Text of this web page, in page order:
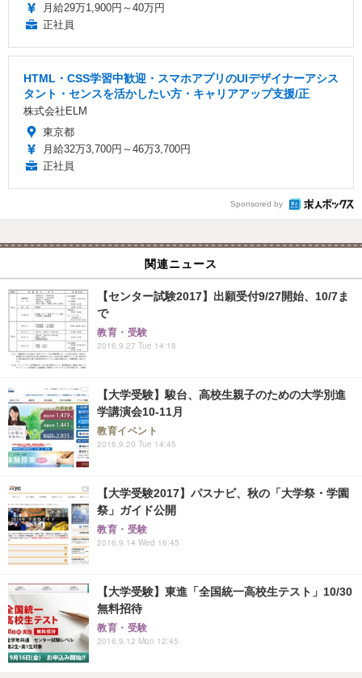
月給29万1,900円～40万円
正社員
HTML・CSS学習中歓迎・スマホアプリのUIデザイナーアシス
タント・センスを活かしたい方・キャリアアップ支援/正
株式会社ELM
東京都
月給32万3,700円～46万3,700円
正社員
Sponsored by
関連ニュース
【センター試験2017】出願受付9/27開始、10/7ま
で
教育・受験
2016.9.27 Tue 14:18
【大学受験】駿台、高校生親子のための大学別進
学講演会10-11月
教育イベント
2016.9.20 Tue 14:45
【大学受験2017】パスナビ、秋の「大学祭・学園
祭」ガイド公開
教育・受験
2016.9.14 Wed 16:45
【大学受験】東進「全国統一高校生テスト」10/30
無料招待
教育・受験
2016.9.12 Mon 12:45